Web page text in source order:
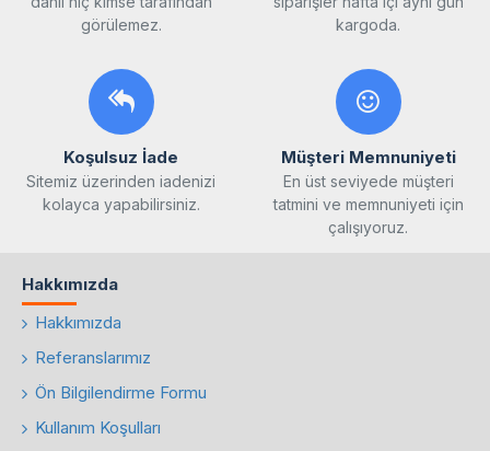
görülemez.
kargoda.
Koşulsuz İade
Sitemiz üzerinden iadenizi
kolayca yapabilirsiniz.
Müşteri Memnuniyeti
En üst seviyede müşteri
tatmini ve memnuniyeti için
çalışıyoruz.
Hakkımızda
Hakkımızda
Referanslarımız
Ön Bilgilendirme Formu
Kullanım Koşulları